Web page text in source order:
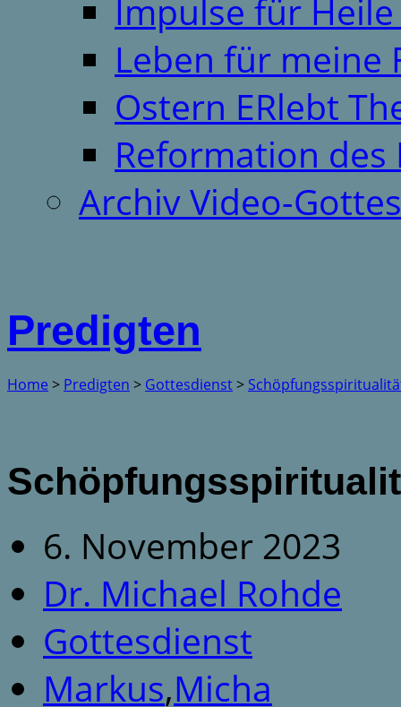
Impulse für
Leben für meine
Ostern ERlebt
Reformation des
Archiv Video-
Predigten
Home > Predigten > Gottesdienst>
6. November 2023
Dr. Michael Rohde
Gottesdienst
Markus,Micha